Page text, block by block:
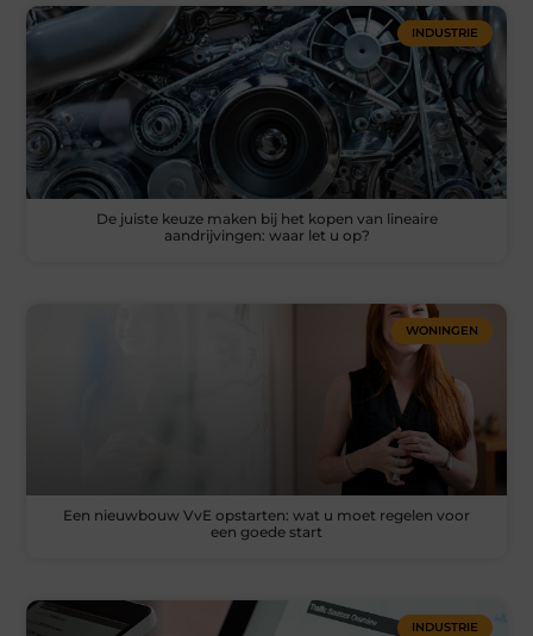
INDUSTRIE
De juiste keuze maken bij het kopen van lineaire
aandrijvingen: waar let u op?
WONINGEN
Een nieuwbouw VvE opstarten: wat u moet regelen voor
een goede start
INDUSTRIE